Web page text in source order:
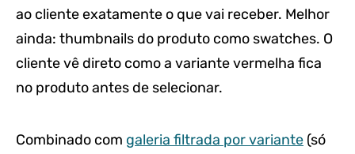
ao cliente exatamente o que vai receber. Melhor
ainda: thumbnails do produto como swatches. O
cliente vê direto como a variante vermelha fica
no produto antes de selecionar.
Combinado com galeria filtrada por variante (só